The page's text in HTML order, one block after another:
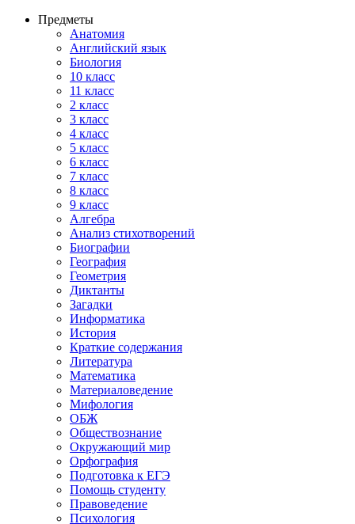
Предметы
Анатомия
Английский язык
Биология
10 класс
11 класс
2 класс
3 класс
4 класс
5 класс
6 класс
7 класс
8 класс
9 класс
Алгебра
Анализ стихотворений
Биографии
География
Геометрия
Диктанты
Загадки
Информатика
История
Краткие содержания
Литература
Математика
Материаловедение
Мифология
ОБЖ
Обществознание
Окружающий мир
Орфография
Подготовка к ЕГЭ
Помощь студенту
Правоведение
Психология